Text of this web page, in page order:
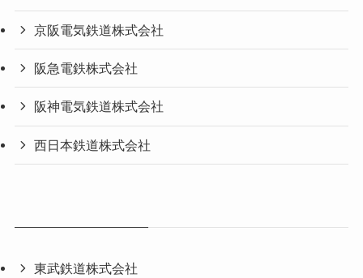
京阪電気鉄道株式会社
阪急電鉄株式会社
阪神電気鉄道株式会社
西日本鉄道株式会社
東武鉄道株式会社